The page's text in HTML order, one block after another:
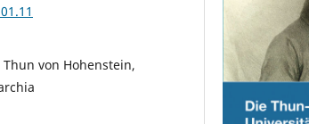
von Hohenstein,